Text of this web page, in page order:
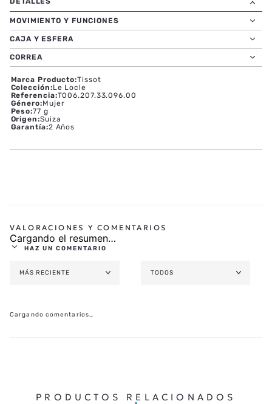
MOVIMIENTO Y FUNCIONES
CAJA Y ESFERA
CORREA
Marca Producto:Tissot
Colección:Le Locle
Referencia:T006.207.33.096.00
Género:Mujer
Peso:77 g
Origen:Suiza
Garantía:2 Años
Cargando el resumen…
HAZ UN COMENTARIO
MÁS RECIENTE TODOS
Cargando comentarios…
PRODUCTOS RELACIONADOS